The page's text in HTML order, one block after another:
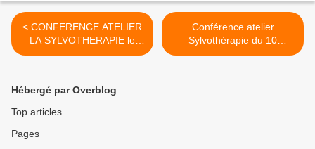
< CONFERENCE ATELIER
LA SYLVOTHERAPIE le
samedi 10 septembre de 17
Conférence atelier
Sylvothérapie du 10
septembre 2022 >
Hébergé par Overblog
Top articles
Pages